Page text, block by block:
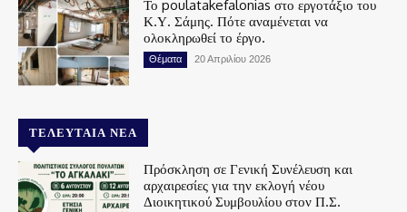
Το poulatakefalonias στο εργοτάξιο του
Κ.Υ. Σάμης. Πότε αναμένεται να
ολοκληρωθεί το έργο.
Θέματα 20 Απριλίου 2026
ΤΕΛΕΥΤΑΊΑ ΝΈΑ
Πρόσκληση σε Γενική Συνέλευση και
αρχαιρεσίες για την εκλογή νέου
Διοικητικού Συμβουλίου στον Π.Σ.